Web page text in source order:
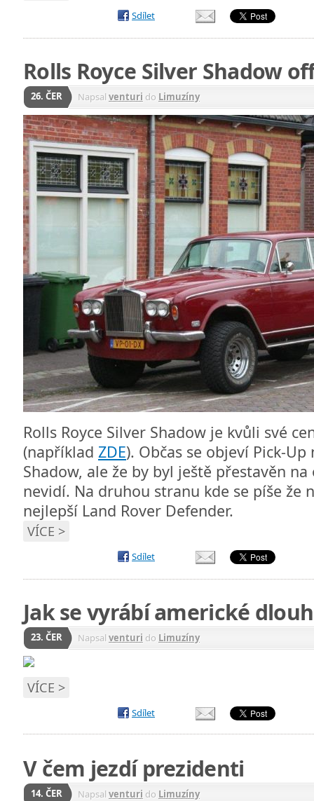
Sdílet
Rolls Royce Silver Shadow
26. ČER Napsal venturi do Limuzíny
Rolls Royce Silver Shadow je kvůli své
(například ZDE). Občas se objeví Pick-
Shadow, ale že by byl ještě přestavěn
nevidí. Na druhou stranu kde se píše že
nejlepší Land Rover Defender.
VÍCE >
Sdílet
Jak se vyrábí americké
23. ČER Napsal venturi do Limuzíny
VÍCE >
Sdílet
V čem jezdí prezidenti
14. ČER Napsal venturi do Limuzíny